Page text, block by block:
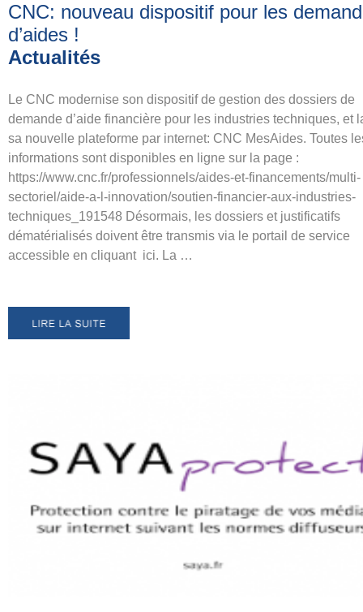
CNC: nouveau dispositif pour les
d’aides !
Actualités
Le CNC modernise son dispositif de gestion des dossiers de
demande d’aide financière pour les industries techniques, et
sa nouvelle plateforme par internet: CNC MesAides. Toutes
informations sont disponibles en ligne sur la page :
https://www.cnc.fr/professionnels/aides-et-financements/multi-
sectoriel/aide-a-l-innovation/soutien-financier-aux-industries-
techniques_191548 Désormais, les dossiers et justificatifs
dématérialisés doivent être transmis via le portail de service
accessible en cliquant ici. La …